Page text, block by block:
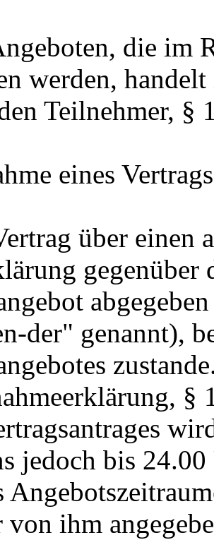
die im
werden,
Teilnehmer, §
eines
über einen
gegenüber
der" genannt),
§
jedoch bis
von ihm